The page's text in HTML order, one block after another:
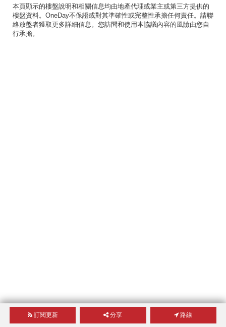
本頁顯示的樓盤說明和相關信息均由地產代理或業主或第三方提供的
樓盤資料。OneDay不保證或對其準確性或完整性承擔任何責任。請聯
絡放盤者獲取更多詳細信息。您訪問和使用本協議內容的風險由您自
行承擔。
訂閱更新 分享 路線